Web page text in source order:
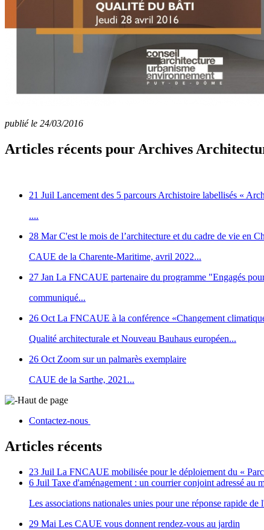
publié le 24/03/2016
Articles récents pour Archives
21 Juil Lancement des 5 parcours Archistoire labellisés «
....
28 Mar C'est le mois de l’architecture et du cadre de vie en
CAUE de la Charente-Maritime, avril 2022...
27 Jan La FNCAUE partenaire du programme "Engagés
communiqué...
26 Oct La FNCAUE à la conférence «Changement
Qualité architecturale et Nouveau Bauhaus européen...
26 Oct Zoom sur un palmarès exemplaire
CAUE de la Sarthe, 2021...
Haut de page
Contactez-nous
Articles récents
23 Juil La FNCAUE mobilisée pour le déploiement du «
6 Juil Taxe d'aménagement : un courrier conjoint adressé
Les associations nationales unies pour une réponse rapide de
29 Mai Les CAUE vous donnent rendez-vous au jardin